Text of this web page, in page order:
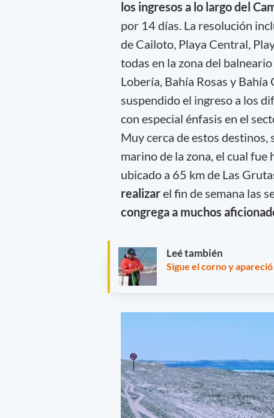
los ingresos a lo largo del
por 14 días. La resolución
de Cailoto, Playa Central,
todas en la zona del
Lobería, Bahía Rosas y Bahía
suspendido el ingreso a los
con especial énfasis en el
Muy cerca de estos destinos,
marino de la zona, el cual
ubicado a 65 km de Las
realizarel fin de semana las
congrega a muchos
Leé también
Sigue el corno y